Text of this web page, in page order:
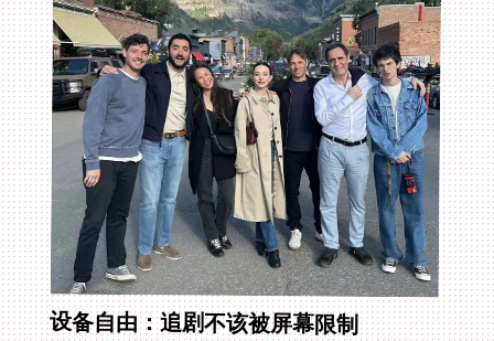
设备自由：追剧不该被屏幕限制